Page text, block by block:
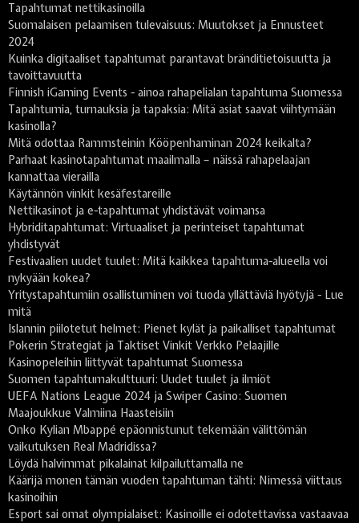
Tapahtumat nettikasinoilla
Suomalaisen pelaamisen tulevaisuus: Muutokset ja Ennusteet
2024
Kuinka digitaaliset tapahtumat parantavat bränditietoisuutta ja
tavoittavuutta
Finnish iGaming Events - ainoa rahapelialan tapahtuma Suomessa
Tapahtumia, turnauksia ja tapaksia: Mitä asiat saavat viihtymään
kasinolla?
Mitä odottaa Rammsteinin Kööpenhaminan 2024 keikalta?
Parhaat kasinotapahtumat maailmalla – näissä rahapelaajan
kannattaa vierailla
Käytännön vinkit kesäfestareille
Nettikasinot ja e-tapahtumat yhdistävät voimansa
Hybriditapahtumat: Virtuaaliset ja perinteiset tapahtumat
yhdistyvät
Festivaalien uudet tuulet: Mitä kaikkea tapahtuma-alueella voi
nykyään kokea?
Yritystapahtumiin osallistuminen voi tuoda yllättäviä hyötyjä - Lue
mitä
Islannin piilotetut helmet: Pienet kylät ja paikalliset tapahtumat
Pokerin Strategiat ja Taktiset Vinkit Verkko Pelaajille
Kasinopeleihin liittyvät tapahtumat Suomessa
Suomen tapahtumakulttuuri: Uudet tuulet ja ilmiöt
UEFA Nations League 2024 ja Swiper Casino: Suomen
Maajoukkue Valmiina Haasteisiin
Onko Kylian Mbappé epäonnistunut tekemään välittömän
vaikutuksen Real Madridissa?
Löydä halvimmat pikalainat kilpailuttamalla ne
Käärijä monen tämän vuoden tapahtuman tähti: Nimessä viittaus
kasinoihin
Esport sai omat olympialaiset: Kasinoille ei odotettavissa vastaavaa